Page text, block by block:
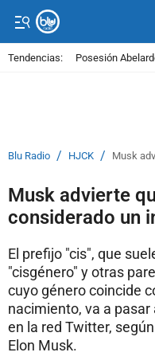
Tendencias: Posesión
Blu Radio / HJCK / Musk
Musk advierte
considerado un
El prefijo "cis", que
"cisgénero" y otras
cuyo género coincide
nacimiento, va a
en la red Twitter,
Elon Musk.